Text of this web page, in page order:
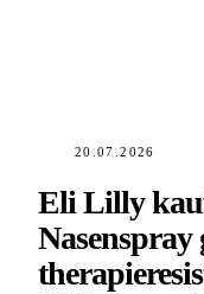
20.07.2026
Eli Lilly
Nasenspray